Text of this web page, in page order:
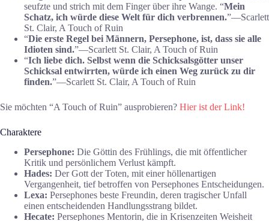
seufzte und strich mit dem Finger über ihre Wange. “Mein
Schatz, ich würde diese Welt für dich verbrennen.”―Scarlett
St. Clair, A Touch of Ruin
“Die erste Regel bei Männern, Persephone, ist, dass sie alle
Idioten sind.”―Scarlett St. Clair, A Touch of Ruin
“Ich liebe dich. Selbst wenn die Schicksalsgötter unser
Schicksal entwirrten, würde ich einen Weg zurück zu dir
finden.”―Scarlett St. Clair, A Touch of Ruin
Sie möchten “A Touch of Ruin” ausprobieren? Hier ist der Link!
Charaktere
Persephone: Die Göttin des Frühlings, die mit öffentlicher
Kritik und persönlichem Verlust kämpft.
Hades: Der Gott der Toten, mit einer höllenartigen
Vergangenheit, tief betroffen von Persephones Entscheidungen.
Lexa: Persephones beste Freundin, deren tragischer Unfall
einen entscheidenden Handlungsstrang bildet.
Hecate: Persephones Mentorin, die in Krisenzeiten Weisheit